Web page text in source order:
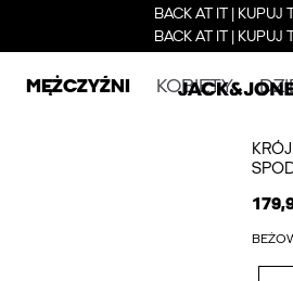
BACK AT IT | KUPUJ
BACK AT IT | KUPUJ
MĘŻCZYŹNI KOBIETY